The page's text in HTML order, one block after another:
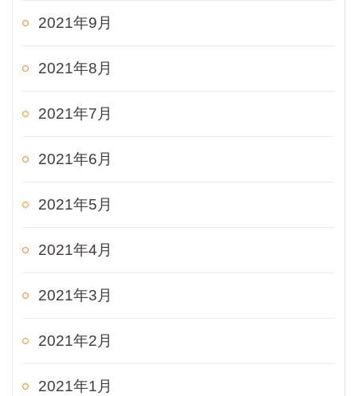
2021年9月
2021年8月
2021年7月
2021年6月
2021年5月
2021年4月
2021年3月
2021年2月
2021年1月